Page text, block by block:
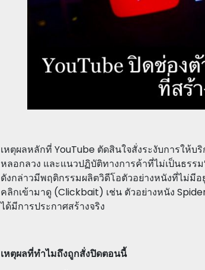
เหตุผลหลักที่ YouTube ตัดสินใจสั่งระงับการให้บ
หลอกลวง และแนวปฏิบัติทางการค้าที่ไม่เป็นธร
ดังกล่าวมีพฤติกรรมผลิตวิดีโอตัวอย่างหนังที่ไม่มี
คลิกเข้ามาดู (Clickbait) เช่น ตัวอย่างหนัง
ได้มีการประกาศสร้างจริง
เหตุผลที่ทำไมถึงถูกสั่งปิดตอนนี้